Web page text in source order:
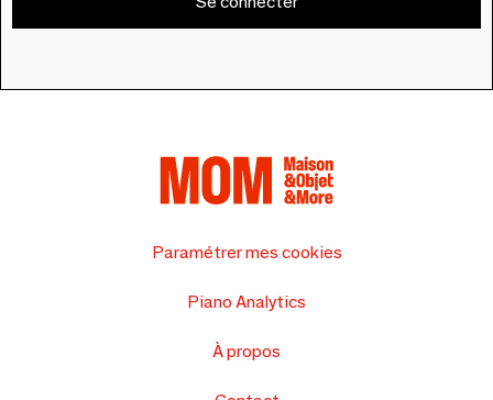
Paramétrer mes cookies
Piano Analytics
À propos